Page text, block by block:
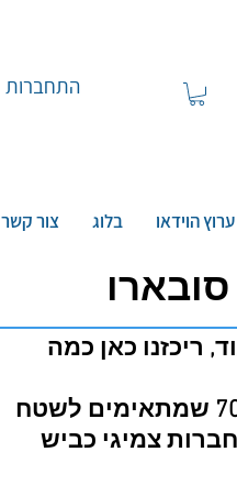
התחברות
ערוץ הוידאו בלוג צור קשר
ריכזנו כאן כמה
צמיגי כביש